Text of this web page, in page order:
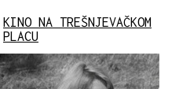
KINO NA TREŠNJEVAČKOM
PLACU